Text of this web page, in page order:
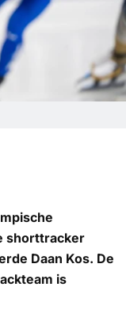
shorttracker
Daan Kos. De
is